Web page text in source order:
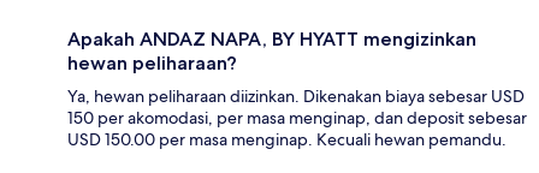
Apakah ANDAZ NAPA, BY HYATT mengizinkan
hewan peliharaan?
Ya, hewan peliharaan diizinkan. Dikenakan biaya sebesar USD
150 per akomodasi, per masa menginap, dan deposit sebesar
USD 150.00 per masa menginap. Kecuali hewan pemandu.